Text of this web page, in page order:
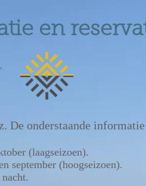
en
onderstaande
(laagseizoen).
september (hoogseizoen).